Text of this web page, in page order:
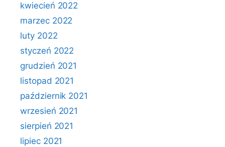
kwiecień 2022
marzec 2022
luty 2022
styczeń 2022
grudzień 2021
listopad 2021
październik 2021
wrzesień 2021
sierpień 2021
lipiec 2021